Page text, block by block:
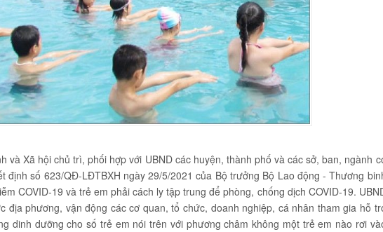
và Xã hội chủ trì, phối hợp với UBND các huyện, thành phố và các sở, ban, ngành
định số 623/QĐ-LĐTBXH ngày 29/5/2021 của Bộ trưởng Bộ Lao động - Thương
COVID-19 và trẻ em phải cách ly tập trung để phòng, chống dịch COVID-19.
địa phương, vận động các cơ quan, tổ chức, doanh nghiệp, cá nhân tham gia hỗ
dinh dưỡng cho số trẻ em nói trên với phương châm không một trẻ em nào rơi